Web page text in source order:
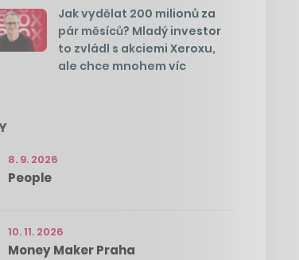
Jak vydělat 200 milionů za
pár měsíců? Mladý investor
to zvládl s akciemi Xeroxu,
ale chce mnohem víc
8. 9. 2026
People
10. 11. 2026
Money Maker Praha